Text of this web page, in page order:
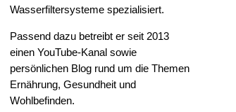
Wasserfiltersysteme spezialisiert.
Passend dazu betreibt er seit 2013
einen YouTube-Kanal sowie
persönlichen Blog rund um die Themen
Ernährung, Gesundheit und
Wohlbefinden.